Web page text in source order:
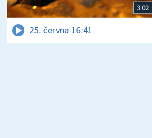
3:02
25. června 16:41